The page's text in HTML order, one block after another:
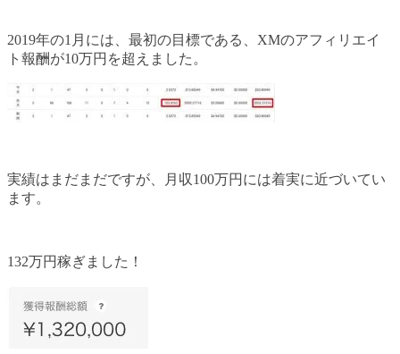
2019年の1月には、最初の目標である、XMのアフィリエイ
ト報酬が10万円を超えました。
実績はまだまだですが、月収100万円には着実に近づいてい
ます。
132万円稼ぎました！